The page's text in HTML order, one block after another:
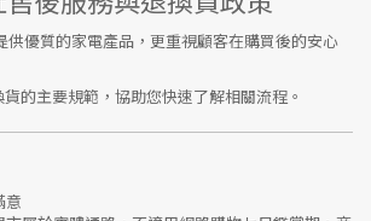
供優質的家電產品，更重視顧客在購買後的安心
的主要規範，協助您快速了解相關流程。
意